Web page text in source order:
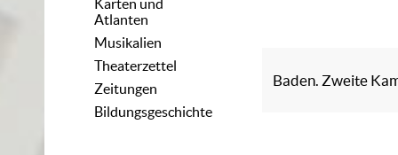
Karten und
Atlanten
Musikalien
Theaterzettel
Zeitungen
Bildungsgeschichte
Baden. Zweite